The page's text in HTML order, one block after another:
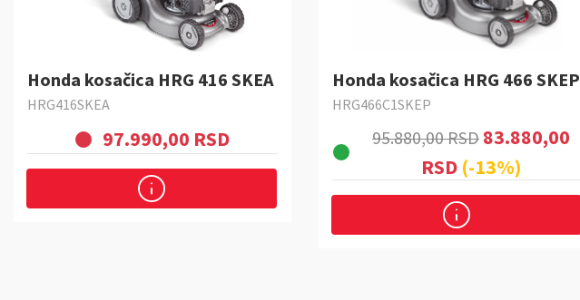
Honda kosačica HRG 416 SKEA
HRG416SKEA
97.990,00 RSD
Honda kosačica HRG 466 SKEP
HRG466C1SKEP
95.880,00 RSD 83.880,00
RSD (-13%)